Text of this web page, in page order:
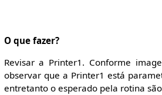
O que fazer?
Revisar a Printer1. Conforme
observar que a Printer1 está
entretanto o esperado pela rotina